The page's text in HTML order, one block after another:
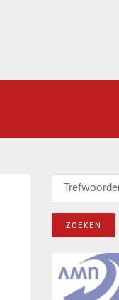
Zoeken naar: